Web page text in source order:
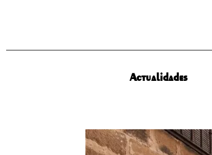
Actualidades